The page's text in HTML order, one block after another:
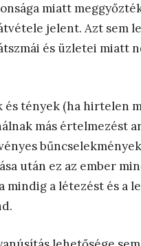
miatt
jelent. Azt sem
és üzletei miatt
tények (ha hirtelen
más értelmezést
után ez az ember
mindig a létezést és a